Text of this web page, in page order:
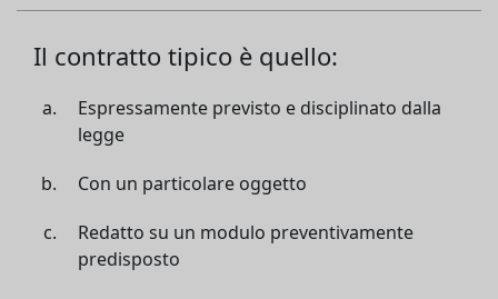
Il contratto tipico è quello:
Espressamente previsto e disciplinato dalla
legge
Con un particolare oggetto
Redatto su un modulo preventivamente
predisposto